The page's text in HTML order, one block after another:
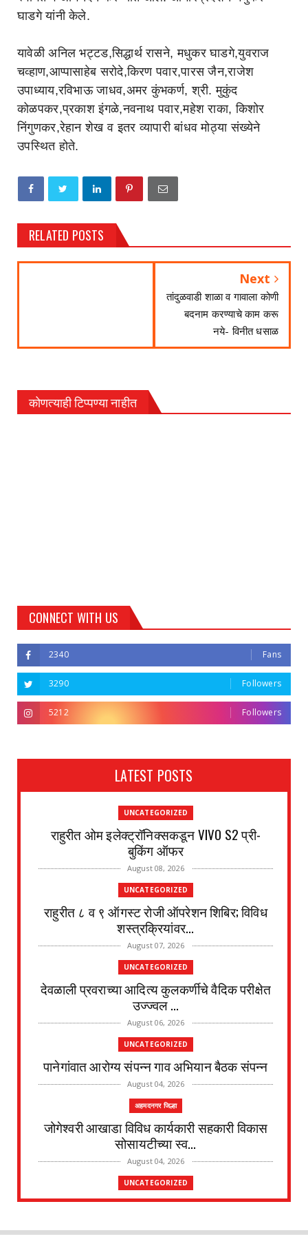
घाडगे यांनी केले.
यावेळी अनिल भट्टड,सिद्धार्थ रासने, मधुकर घाडगे,युवराज
चव्हाण,आप्पासाहेब सरोदे,किरण पवार,पारस जैन,राजेश
उपाध्याय,रविभाऊ जाधव,अमर कुंभकर्ण, श्री. मुकुंद
कोळपकर,प्रकाश इंगळे,नवनाथ पवार,महेश राका, किशोर
निंगुणकर,रेहान शेख व इतर व्यापारी बांधव मोठ्या संख्येने
उपस्थित होते.
RELATED POSTS
Next
तांदुळवाडी शाळा व गावाला कोणी
बदनाम करण्याचे काम करू
नये- विनीत धसाळ
कोणत्याही टिप्पण्‍या नाहीत
CONNECT WITH US
2340 Fans
3290 Followers
5212 Followers
LATEST POSTS
UNCATEGORIZED
राहुरीत ओम इलेक्ट्रॉनिक्सकडून VIVO S2 प्री-
बुकिंग ऑफर
August 08, 2026
UNCATEGORIZED
राहुरीत ८ व ९ ऑगस्ट रोजी ऑपरेशन शिबिर; विविध
शस्त्रक्रियांवर...
August 07, 2026
UNCATEGORIZED
देवळाली प्रवराच्या आदित्य कुलकर्णीचे वैदिक परीक्षेत
उज्ज्वल ...
August 06, 2026
UNCATEGORIZED
पानेगांवात आरोग्य संपन्न गाव अभियान बैठक संपन्न
August 04, 2026
अहमदनगर जिल्हा
जोगेश्वरी आखाडा विविध कार्यकारी सहकारी विकास
सोसायटीच्या स्व...
August 04, 2026
UNCATEGORIZED
देवळाली प्रवराच्या शेटेवाडी येथील विठ्ठल खांदे यांचे